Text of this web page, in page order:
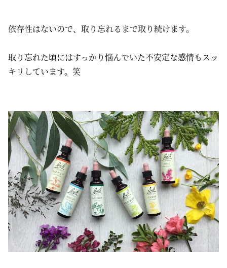
依存性はないので、取り忘れるまで取り続けます。
取り忘れた頃にはすっかり悩んでいた不安定な感情もスッ
キリしています。笑